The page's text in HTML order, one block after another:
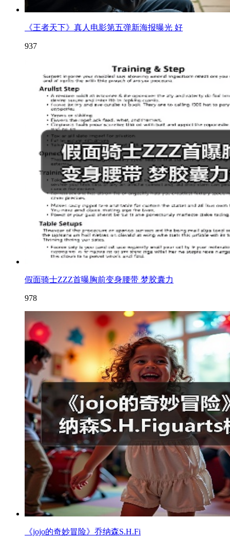
《王者天下》真人电影第五弹新海报曝光 好
937
假面骑士ZZZ首曝胸前变身腰带 梦胶囊力
978
《jojo的奇妙冒险》乔纳森S.H.Fi